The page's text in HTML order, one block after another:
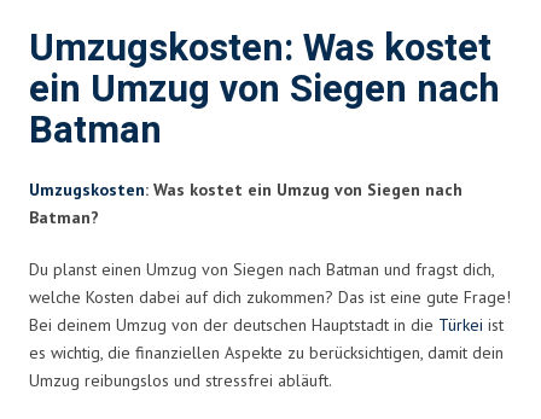
Umzugskosten: Was kostet
ein Umzug von Siegen nach
Batman
Umzugskosten: Was kostet ein Umzug von Siegen nach
Batman?
Du planst einen Umzug von Siegen nach Batman und fragst dich,
welche Kosten dabei auf dich zukommen? Das ist eine gute Frage!
Bei deinem Umzug von der deutschen Hauptstadt in die Türkei ist
es wichtig, die finanziellen Aspekte zu berücksichtigen, damit dein
Umzug reibungslos und stressfrei abläuft.